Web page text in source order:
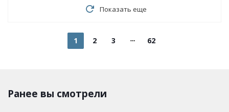
Показать еще
1 2 3 62
Ранее вы смотрели